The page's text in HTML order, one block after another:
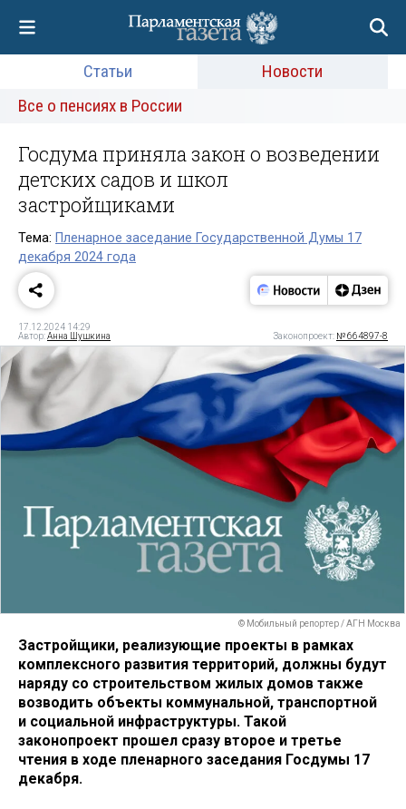
Статьи
Новости
Все о пенсиях в России
Госдума приняла закон о возведении
детских садов и школ
застройщиками
Тема: Пленарное заседание Государственной Думы 17
декабря 2024 года
17.12.2024 14:29
Автор:Анна Шушкина Законопроект: № 664897-8
© Мобильный репортер / АГН Москва
Застройщики, реализующие проекты в рамках
комплексного развития территорий, должны будут
наряду со строительством жилых домов также
возводить объекты коммунальной, транспортной
и социальной инфраструктуры. Такой
законопроект прошел сразу второе и третье
чтения в ходе пленарного заседания Госдумы 17
декабря.